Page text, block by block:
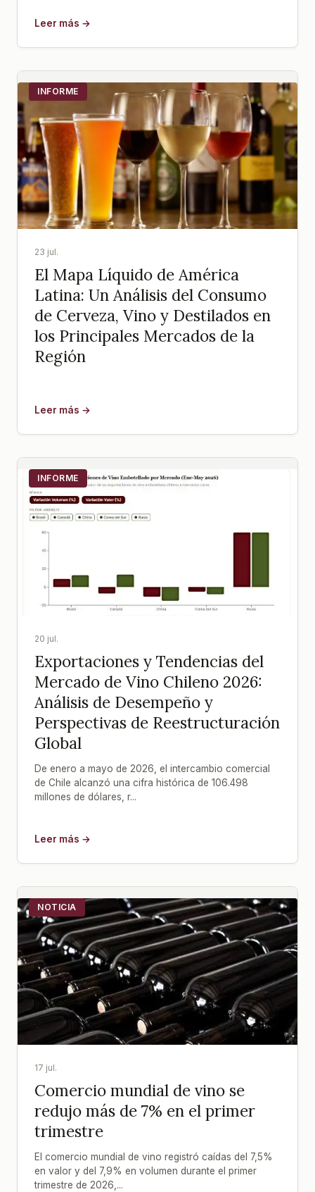
Leer más →
INFORME
23 jul.
El Mapa Líquido de América
Latina: Un Análisis del Consumo
de Cerveza, Vino y Destilados en
los Principales Mercados de la
Región
Leer más →
INFORME
20 jul.
Exportaciones y Tendencias del
Mercado de Vino Chileno 2026:
Análisis de Desempeño y
Perspectivas de Reestructuración
Global
De enero a mayo de 2026, el intercambio comercial
de Chile alcanzó una cifra histórica de 106.498
millones de dólares, r...
Leer más →
NOTICIA
17 jul.
Comercio mundial de vino se
redujo más de 7% en el primer
trimestre
El comercio mundial de vino registró caídas del 7,5%
en valor y del 7,9% en volumen durante el primer
trimestre de 2026,...